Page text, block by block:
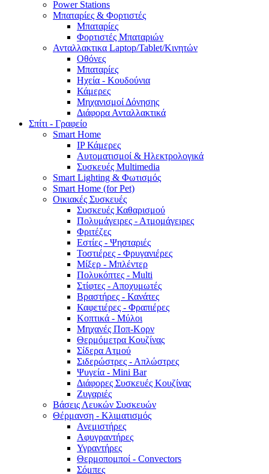
Power Stations
Μπαταρίες & Φορτιστές
Μπαταρίες
Φορτιστές Μπαταριών
Ανταλλακτικα Laptop/Tablet/Κινητών
Οθόνες
Μπαταρίες
Ηχεία - Κουδούνια
Κάμερες
Μηχανισμοί Δόνησης
Διάφορα Ανταλλακτικά
Σπίτι - Γραφείο
Smart Home
IP Κάμερες
Αυτοματισμοί & Ηλεκτρολογικά
Συσκευές Multimedia
Smart Lighting & Φωτισμός
Smart Home (for Pet)
Οικιακές Συσκευές
Συσκευές Καθαρισμού
Πολυμάγειρες - Ατμομάγειρες
Φριτέζες
Εστίες - Ψησταριές
Τοστιέρες - Φρυγανιέρες
Μίξερ - Μπλέντερ
Πολυκόπτες - Multi
Στίφτες - Αποχυμωτές
Βραστήρες - Κανάτες
Καφετιέρες - Φραπιέρες
Κοπτικά - Μύλοι
Μηχανές Ποπ-Κορν
Θερμόμετρα Κουζίνας
Σίδερα Ατμού
Σιδερώστρες - Απλώστρες
Ψυγεία - Mini Bar
Διάφορες Συσκευές Κουζίνας
Ζυγαριές
Βάσεις Λευκών Συσκευών
Θέρμανση - Κλιματισμός
Ανεμιστήρες
Αφυγραντήρες
Υγραντήρες
Θερμοπομποί - Convectors
Σόμπες